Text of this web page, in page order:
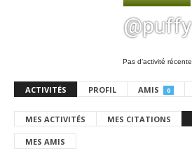
@puffy
Pas d’activité récente
ACTIVITÉS PROFIL AMIS 0
MES ACTIVITÉS MES CITATIONS
MES AMIS